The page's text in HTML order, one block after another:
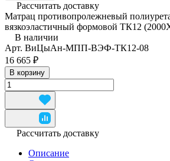
Рассчитать доставку
Матрац противопролежневый
вязкоэластичный формовой ТК12
В наличии
Арт. ВиЦыАн-МПП-ВЭФ-ТК12-08
16 665 ₽
В корзину
Рассчитать доставку
Описание